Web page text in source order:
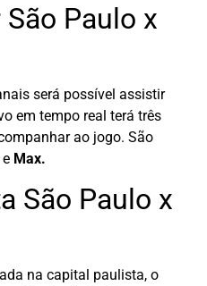
Paulo x
será possível assistir
em tempo real terá três
ao jogo. São
e Max.
São Paulo x
na capital paulista, o